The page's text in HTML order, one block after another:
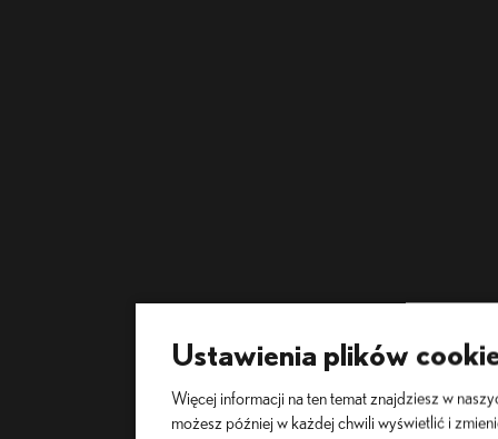
Ustawienia plików
Więcej informacji na ten temat znajdziesz w
możesz później w każdej chwili wyświetlić i